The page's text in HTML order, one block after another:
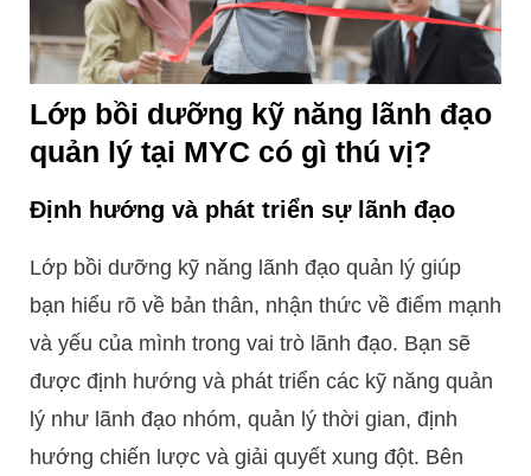
Lớp bồi dưỡng kỹ năng lãnh đạo
quản lý tại MYC có gì thú vị?
Định hướng và phát triển sự lãnh đạo
Lớp bồi dưỡng kỹ năng lãnh đạo quản lý giúp
bạn hiểu rõ về bản thân, nhận thức về điểm mạnh
và yếu của mình trong vai trò lãnh đạo. Bạn sẽ
được định hướng và phát triển các kỹ năng quản
lý như lãnh đạo nhóm, quản lý thời gian, định
hướng chiến lược và giải quyết xung đột. Bên